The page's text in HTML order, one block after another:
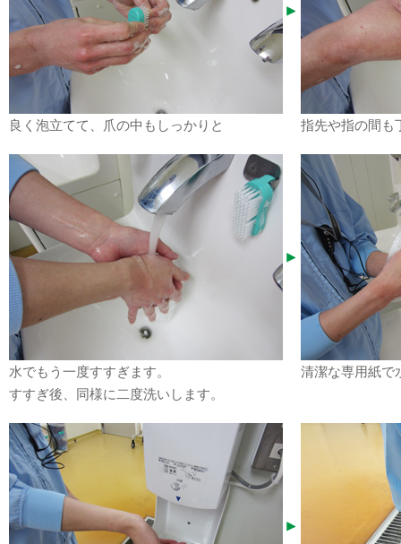
良く泡立てて、爪の中もしっかりと 指先や指の間も
水でもう一度すすぎます。
すすぎ後、同様に二度洗いします。
清潔な専用紙で